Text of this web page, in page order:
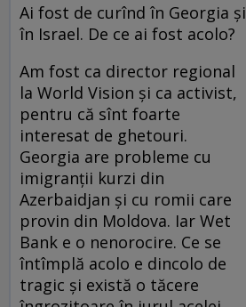
Ai fost de curînd în Georgia şi
în Israel. De ce ai fost acolo?
Am fost ca director regional
la World Vision şi ca activist,
pentru că sînt foarte
interesat de ghetouri.
Georgia are probleme cu
imigranţii kurzi din
Azerbaidjan şi cu romii care
provin din Moldova. Iar Wet
Bank e o nenorocire. Ce se
întîmplă acolo e dincolo de
tragic şi există o tăcere